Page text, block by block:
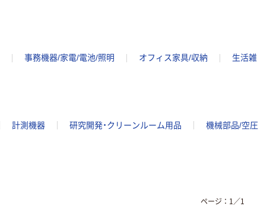
事務機器/家電/電池/照明 オフィス家具/収納
生活雑
計測機器 研究開発・クリーンルーム用品
機械部品/空圧
ページ： 1 ／1